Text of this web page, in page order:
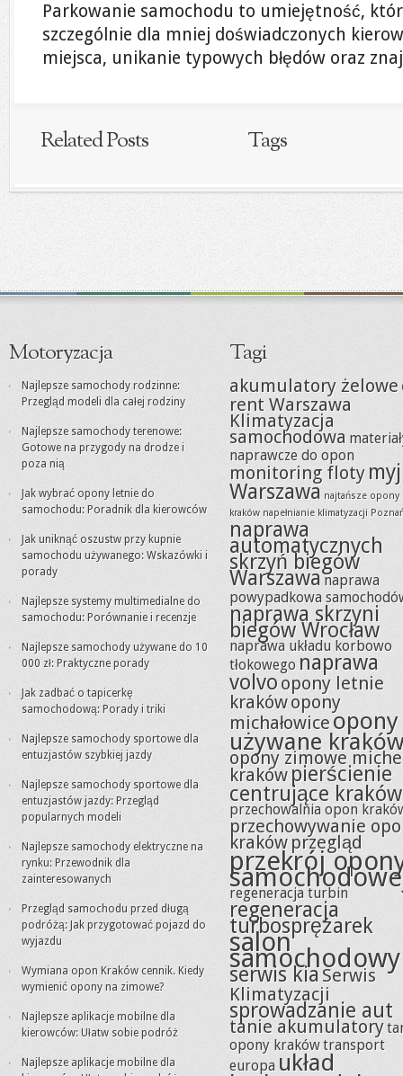
Parkowanie samochodu to umiejętność,
szczególnie dla mniej doświadczonych
miejsca, unikanie typowych błędów oraz
Related Posts Tags
Motoryzacja
Najlepsze samochody rodzinne:
Przegląd modeli dla całej rodziny
Najlepsze samochody terenowe:
Gotowe na przygody na drodze i
poza nią
Jak wybrać opony letnie do
samochodu: Poradnik dla kierowców
Jak uniknąć oszustw przy kupnie
samochodu używanego: Wskazówki i
porady
Najlepsze systemy multimedialne do
samochodu: Porównanie i recenzje
Najlepsze samochody używane do 10
000 zł: Praktyczne porady
Jak zadbać o tapicerkę
samochodową: Porady i triki
Najlepsze samochody sportowe dla
entuzjastów szybkiej jazdy
Najlepsze samochody sportowe dla
entuzjastów jazdy: Przegląd
popularnych modeli
Najlepsze samochody elektryczne na
rynku: Przewodnik dla
zainteresowanych
Przegląd samochodu przed długą
podróżą: Jak przygotować pojazd do
wyjazdu
Wymiana opon Kraków cennik. Kiedy
wymienić opony na zimowe?
Najlepsze aplikacje mobilne dla
kierowców: Ułatw sobie podróż
Najlepsze aplikacje mobilne dla
Tagi
akumulatory żelowe
rent Warszawa
Klimatyzacja
samochodowa
naprawcze do opon
monitoring floty
Warszawa najtańsze opony
kraków napełnianie klimatyzacji
naprawa
automatycznych
skrzyń biegów
Warszawa naprawa
powypadkowa
naprawa skrzyni
biegów Wrocław
naprawa układu korbowo
tłokowego naprawa
volvoopony letnie
krakówopony
michałowiceopony
używane
opony zimowe
kraków pierścienie
centrujące kraków
przechowalnia opon
przechowywanie
kraków przegląd
przekrój
regeneracja turbin
regeneracja
turbosprężarek
salon
samochodowy
serwis kiaSerwis
Klimatyzacji
sprowadzanie aut
tanie akumulatory
opony krakówtransport
europa układ